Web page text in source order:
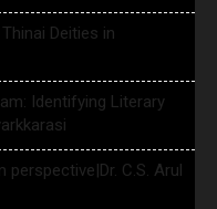
Deities in
Identifying Literary
perspective|Dr. C.S. Arul